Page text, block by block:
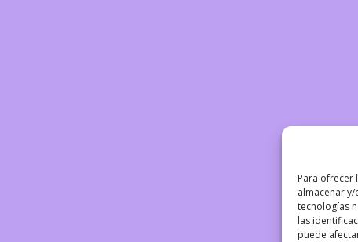
Para ofrecer
almacenar
tecnologías
las
puede